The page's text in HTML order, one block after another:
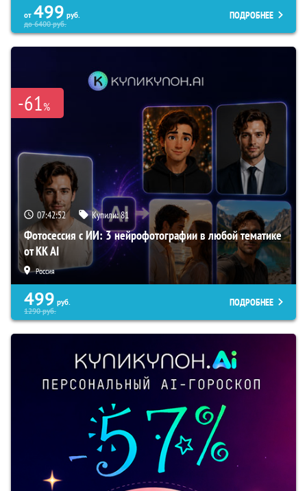
от 499 руб.
до6400руб.
ПОДРОБНЕЕ
-61%
07:42:51 Купили:81
Фотосессия с ИИ: 3 нейрофотографии в любой тематике
от KK AI
Россия
499 руб.
1290руб.
ПОДРОБНЕЕ